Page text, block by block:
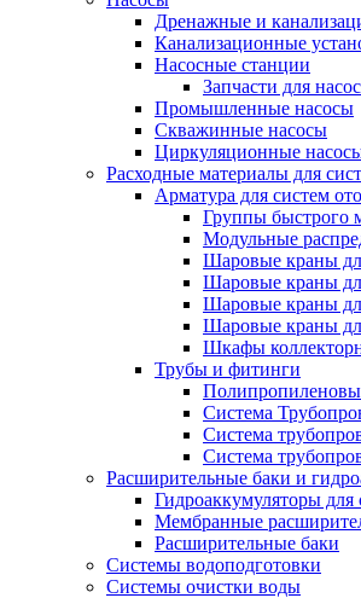
Дренажные и
Канализационные
Насосные станции
Запчасти для
Промышленные насосы
Скважинные насосы
Циркуляционные
Расходные материалы для
Арматура для систем
Группы быстрого
Модульные
Шаровые краны
Шаровые краны
Шаровые краны
Шаровые краны
Шкафы
Трубы и фитинги
Система
Система
Система
Расширительные баки и
Гидроаккумуляторы для
Мембранные
Расширительные баки
Системы водоподготовки
Системы очистки воды